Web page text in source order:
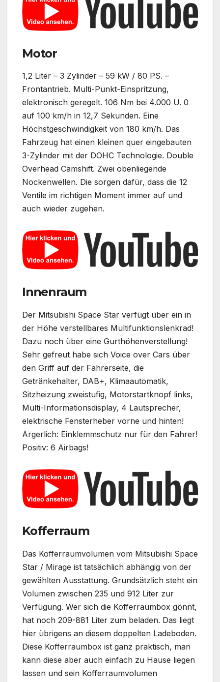
Motor
1,2 Liter – 3 Zylinder – 59 kW / 80 PS. –
Frontantrieb. Multi-Punkt-Einspritzung,
elektronisch geregelt. 106 Nm bei 4.000 U. 0
auf 100 km/h in 12,7 Sekunden. Eine
Höchstgeschwindigkeit von 180 km/h. Das
Fahrzeug hat einen kleinen quer eingebauten
3-Zylinder mit der DOHC Technologie. Double
Overhead Camshift. Zwei obenliegende
Nockenwellen. Die sorgen dafür, dass die 12
Ventile im richtigen Moment immer auf und
auch wieder zugehen.
Innenraum
Der Mitsubishi Space Star verfügt über ein in
der Höhe verstellbares Multifunktionslenkrad!
Dazu noch über eine Gurthöhenverstellung!
Sehr gefreut habe sich Voice over Cars über
den Griff auf der Fahrerseite, die
Getränkehalter, DAB+, Klimaautomatik,
Sitzheizung zweistufig, Motorstartknopf links,
Multi-Informationsdisplay, 4 Lautsprecher,
elektrische Fensterheber vorne und hinten!
Ärgerlich: Einklemmschutz nur für den Fahrer!
Positiv: 6 Airbags!
Kofferraum
Das Kofferraumvolumen vom Mitsubishi Space
Star / Mirage ist tatsächlich abhängig von der
gewählten Ausstattung. Grundsätzlich steht ein
Volumen zwischen 235 und 912 Liter zur
Verfügung. Wer sich die Kofferraumbox gönnt,
hat noch 209-881 Liter zum beladen. Das liegt
hier übrigens an diesem doppelten Ladeboden.
Diese Kofferraumbox ist ganz praktisch, man
kann diese aber auch einfach zu Hause liegen
lassen und sein Kofferraumvolumen